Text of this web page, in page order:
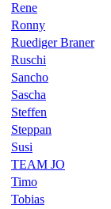
Rene
Ronny
Ruediger Braner
Ruschi
Sancho
Sascha
Steffen
Steppan
Susi
TEAM JO
Timo
Tobias